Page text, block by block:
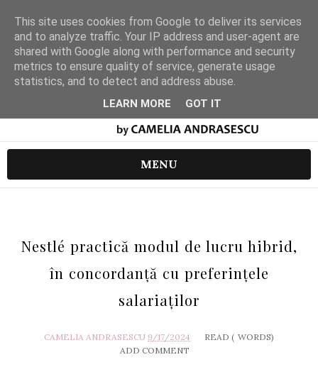
MENU
Nestlé practică modul de lucru hibrid,
în concordanță cu preferințele
salariaților
CAMELIA ANDRASESCU 9/17/2024 READ ( WORDS)
ADD COMMENT
This site uses cookies from Google to deliver its services
and to analyze traffic. Your IP address and user-agent are
shared with Google along with performance and security
metrics to ensure quality of service, generate usage
statistics, and to detect and address abuse.
LEARN MORE GOT IT